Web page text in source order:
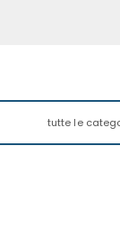
tutte le